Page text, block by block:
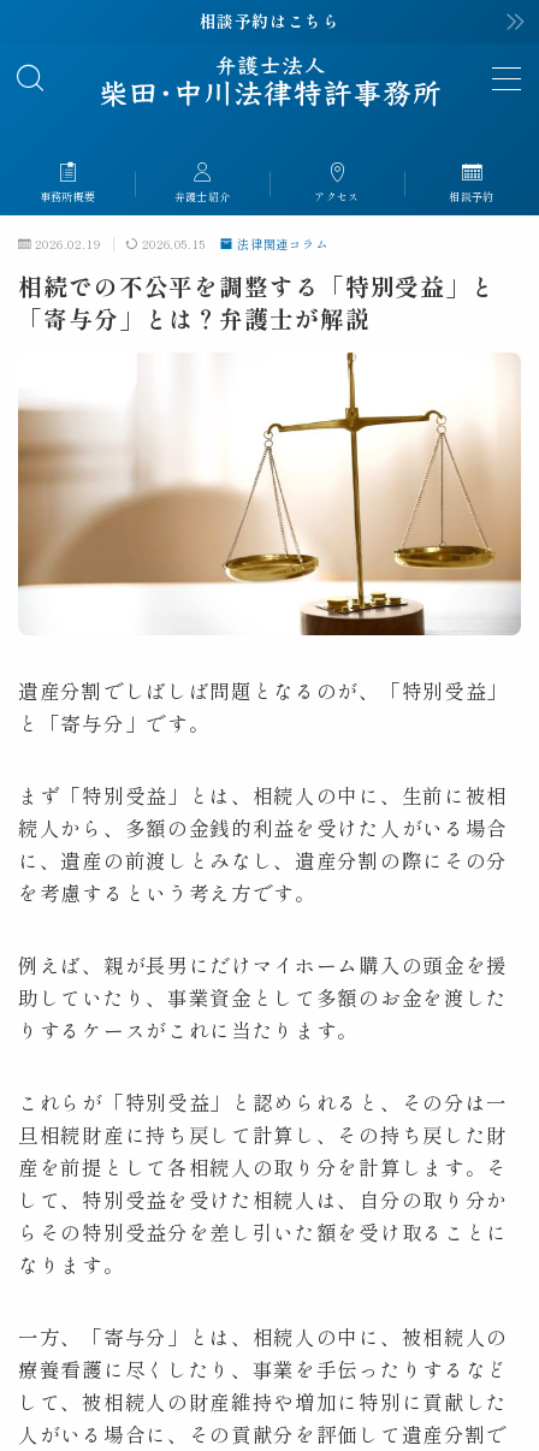
相談予約はこちら
MENU
事務所概要 About
弁護士紹介 Profile
解決事例 Case
解決事例｜労災
解決事例｜刑事事件
顧問契約 Counsel
取扱分野 Practice
アクセス Access
コラム Column
Tel:053-450-3055
事務所概要 弁護士紹介 アクセス 相談予約
2026.02.19 2026.05.15 法律関連コラム
相続での不公平を調整する「特別受益」と
「寄与分」とは？弁護士が解説
遺産分割でしばしば問題となるのが、「特別受益」
と「寄与分」です。
まず「特別受益」とは、相続人の中に、生前に被相
続人から、多額の金銭的利益を受けた人がいる場合
に、遺産の前渡しとみなし、遺産分割の際にその分
を考慮するという考え方です。
例えば、親が長男にだけマイホーム購入の頭金を援
助していたり、事業資金として多額のお金を渡した
りするケースがこれに当たります。
これらが「特別受益」と認められると、その分は一
旦相続財産に持ち戻して計算し、その持ち戻した財
産を前提として各相続人の取り分を計算します。そ
して、特別受益を受けた相続人は、自分の取り分か
らその特別受益分を差し引いた額を受け取ることに
なります。
一方、「寄与分」とは、相続人の中に、被相続人の
療養看護に尽くしたり、事業を手伝ったりするなど
して、被相続人の財産維持や増加に特別に貢献した
人がいる場合に、その貢献分を評価して遺産分割で